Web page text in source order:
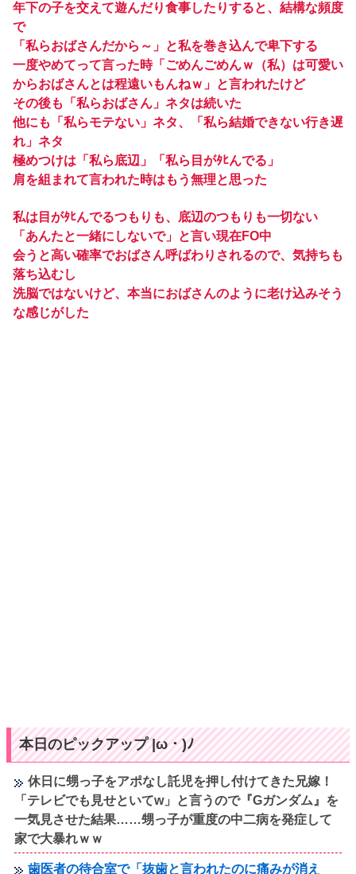
年下の子を交えて遊んだり食事したりすると、結構な頻度
で
「私らおばさんだから～」と私を巻き込んで卑下する
一度やめてって言った時「ごめんごめんｗ（私）は可愛い
からおばさんとは程遠いもんねｗ」と言われたけど
その後も「私らおばさん」ネタは続いた
他にも「私らモテない」ネタ、「私ら結婚できない行き遅
れ」ネタ
極めつけは「私ら底辺」「私ら目がﾀﾋんでる」
肩を組まれて言われた時はもう無理と思った
私は目がﾀﾋんでるつもりも、底辺のつもりも一切ない
「あんたと一緒にしないで」と言い現在FO中
会うと高い確率でおばさん呼ばわりされるので、気持ちも
落ち込むし
洗脳ではないけど、本当におばさんのように老け込みそう
な感じがした
本日のピックアップ |ω・)ﾉ
休日に甥っ子をアポなし託児を押し付けてきた兄嫁！
「テレビでも見せといてw」と言うので『Gガンダム』を
一気見させた結果……甥っ子が重度の中二病を発症して
家で大暴れｗｗ
歯医者の待合室で「抜歯と言われたのに痛みが消え